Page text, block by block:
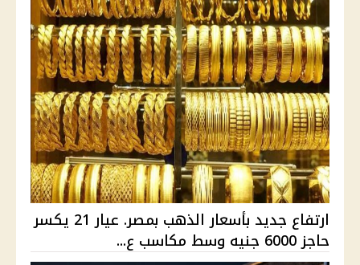
ارتفاع جديد بأسعار الذهب بمصر. عيار 21 يكسر
حاجز 6000 جنيه وسط مكاسب ع...